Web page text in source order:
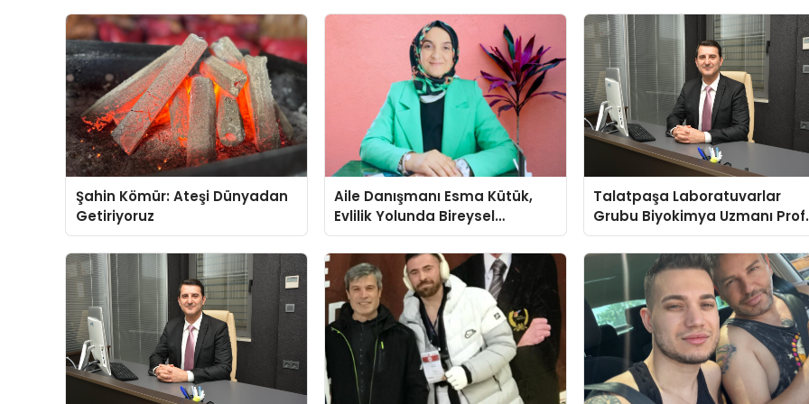
Şahin Kömür: Ateşi Dünyadan
Getiriyoruz
Aile Danışmanı Esma Kütük,
Evlilik Yolunda Bireysel
Farkındalığın ve Sınırların
Gücünü Anlatıyor
Talatpaşa Laboratuvarlar
Grubu Biyokimya Uzmanı Prof.
Dr. Ahmet Var: